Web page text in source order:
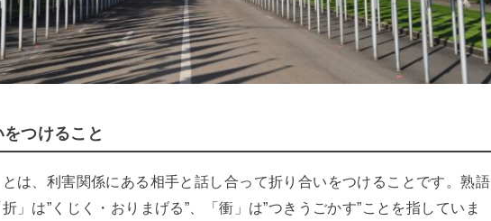
をつけること
とは、利害関係にある相手と話し合って折り合いをつけることです。熟語
」は”くじく・おりまげる”、「衝」は”つきうごかす”ことを指していま